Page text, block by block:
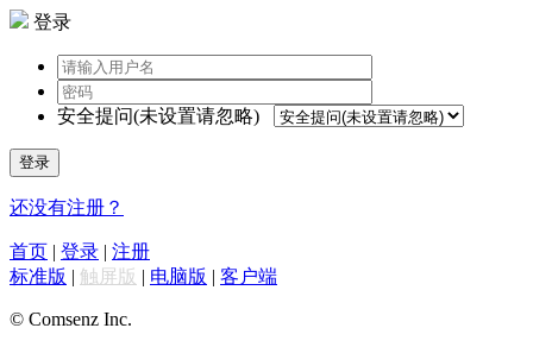
登录
安全提问(未设置请忽略)
登录
还没有注册？
首页 | 登录 | 注册
标准版 | 触屏版 | 电脑版 | 客户端
© Comsenz Inc.